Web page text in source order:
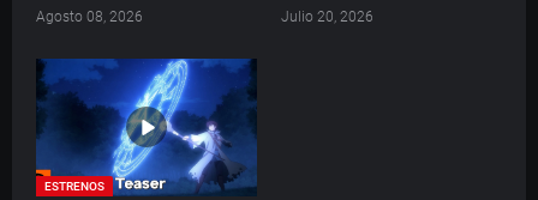
Agosto 08, 2026 Julio 20, 2026
ESTRENOS